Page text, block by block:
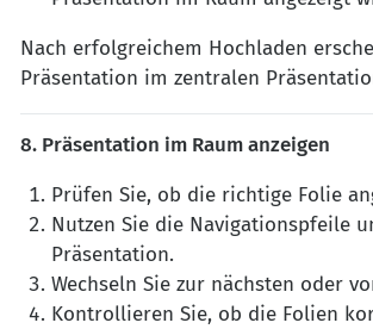
Nach erfolgreichem Hochladen
Präsentation im zentralen
8. Präsentation im Raum anzeigen
Prüfen Sie, ob die richtige Folie
Nutzen Sie die Navigationspfeile
Präsentation.
Wechseln Sie zur nächsten oder
Kontrollieren Sie, ob die Folien